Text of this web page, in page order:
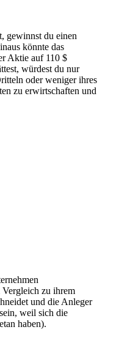
gewinnst du einen
könnte das
Aktie auf 110 $
würdest du nur
oder weniger ihres
zu erwirtschaften und
zu ihrem
und die Anleger
weil sich die
haben).